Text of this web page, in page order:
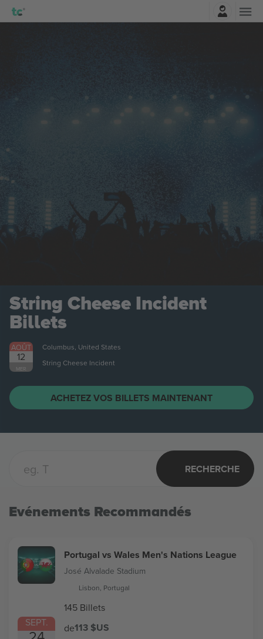
String Cheese Incident
Billets
AOÛT
12
MER.
Columbus, United States
String Cheese Incident
ACHETEZ VOS BILLETS MAINTENANT
RECHERCHE
Evénements Recommandés
SEPT.
Portugal vs Wales Men's Nations League
José Alvalade Stadium
Lisbon, Portugal
145 Billets
de113 $US